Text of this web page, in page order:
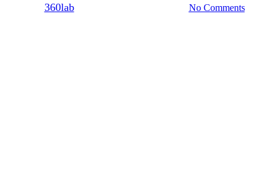
360lab02/05/2015 No Comments